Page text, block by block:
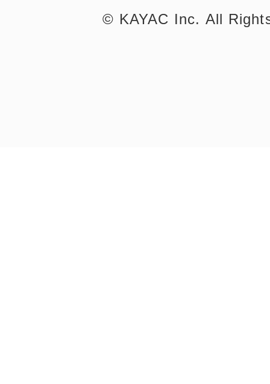
©︎ KAYAC Inc. All